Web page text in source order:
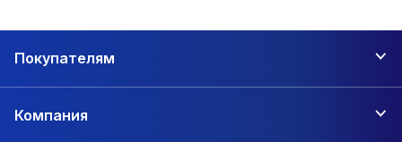
Покупателям
Компания